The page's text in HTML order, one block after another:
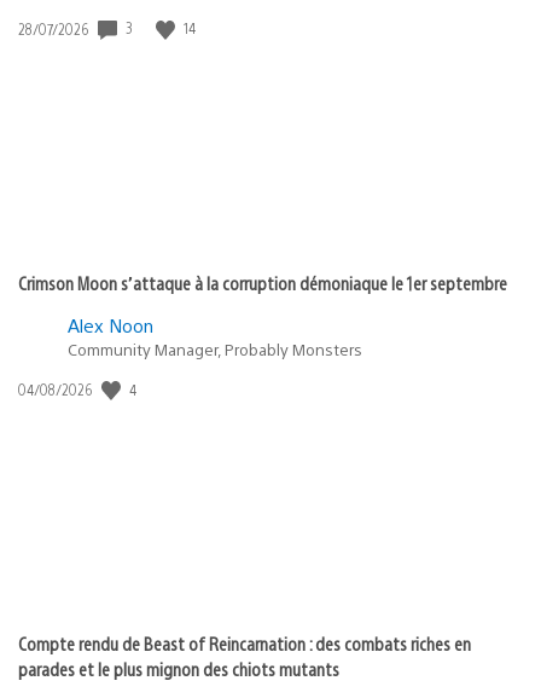
Date
28/07/2026 3 14
Crimson Moon s’attaque à la corruption démoniaque le 1er septembre
Alex Noon
Community Manager, Probably Monsters
Date
04/08/2026 4
Compte rendu de Beast of Reincarnation : des combats riches en
parades et le plus mignon des chiots mutants